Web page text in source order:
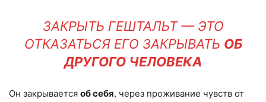
ЗАКРЫТЬ ГЕШТАЛЬТ — ЭТО
ОТКАЗАТЬСЯ ЕГО ЗАКРЫВАТЬ ОБ
ДРУГОГО ЧЕЛОВЕКА
Он закрывается об себя, через проживание чувств от